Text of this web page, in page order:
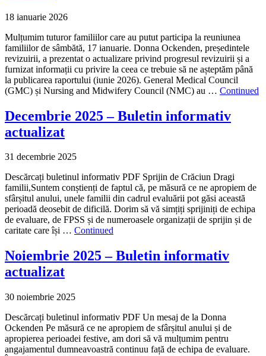
18 ianuarie 2026
Mulțumim tuturor familiilor care au putut participa la reuniunea
familiilor de sâmbătă, 17 ianuarie. Donna Ockenden, președintele
revizuirii, a prezentat o actualizare privind progresul revizuirii și a
furnizat informații cu privire la ceea ce trebuie să ne așteptăm până
la publicarea raportului (iunie 2026). General Medical Council
(GMC) și Nursing and Midwifery Council (NMC) au … Continued
Decembrie 2025 – Buletin informativ
actualizat
31 decembrie 2025
Descărcați buletinul informativ PDF Sprijin de Crăciun Dragi
familii,Suntem conștienți de faptul că, pe măsură ce ne apropiem de
sfârșitul anului, unele familii din cadrul evaluării pot găsi această
perioadă deosebit de dificilă. Dorim să vă simțiți sprijiniți de echipa
de evaluare, de FPSS și de numeroasele organizații de sprijin și de
caritate care își … Continued
Noiembrie 2025 – Buletin informativ
actualizat
30 noiembrie 2025
Descărcați buletinul informativ PDF Un mesaj de la Donna
Ockenden Pe măsură ce ne apropiem de sfârșitul anului și de
apropierea perioadei festive, am dori să vă mulțumim pentru
angajamentul dumneavoastră continuu față de echipa de evaluare.